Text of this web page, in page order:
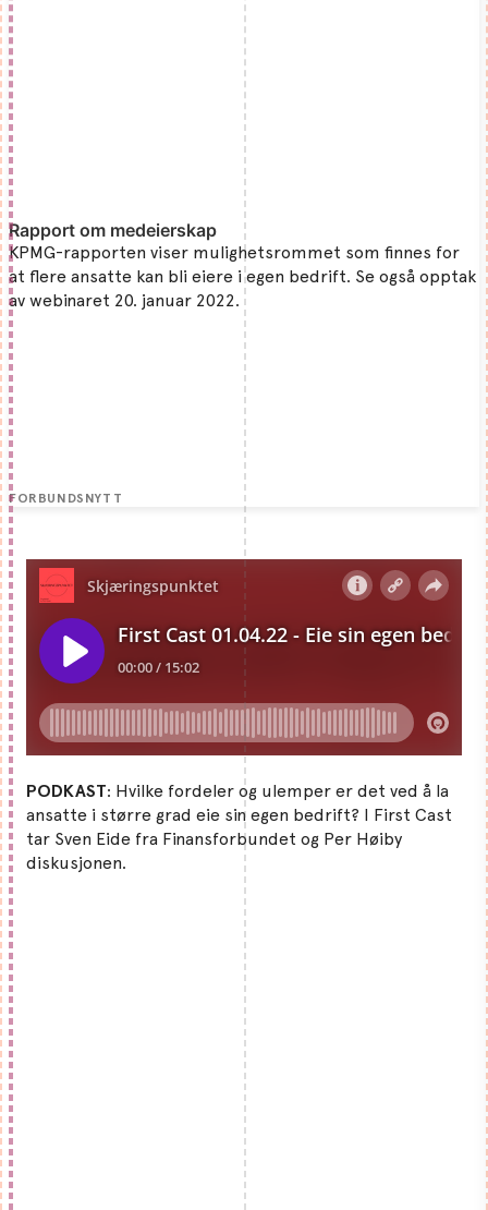
Rapport om medeierskap
KPMG-rapporten viser mulighetsrommet som finnes for
at flere ansatte kan bli eiere i egen bedrift. Se også opptak
av webinaret 20. januar 2022.
FORBUNDSNYTT
PODKAST: Hvilke fordeler og ulemper er det ved å la
ansatte i større grad eie sin egen bedrift? I First Cast
tar Sven Eide fra Finansforbundet og Per Høiby
diskusjonen.